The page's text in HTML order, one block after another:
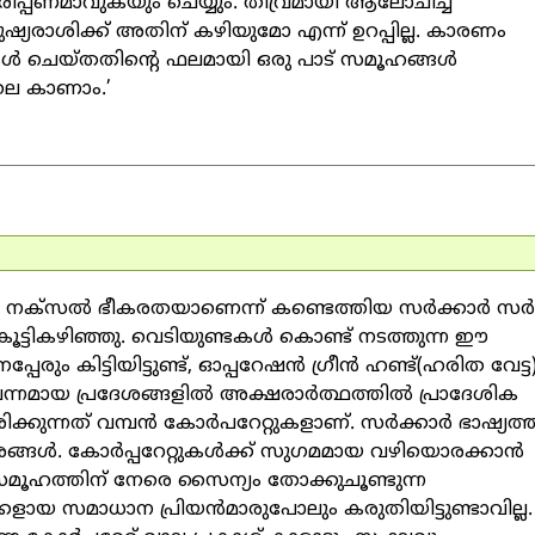
അതിന് കഴിയുമോ എന്ന് ഉറപ്പില്ല. കാരണം
ചെയ്തതിന്റെ ഫലമായി ഒരു പാട് സമൂഹങ്ങള്‍
കാണാം.’
നക്‌സല്‍ ഭീകരതയാണെന്ന് കണ്ടെത്തിയ സര്‍ക്കാര്‍
വെടിയുണ്ടകള്‍ കൊണ്ട് നടത്തുന്ന ഈ
കിട്ടിയിട്ടുണ്ട്, ഓപ്പറേഷന്‍ ഗ്രീന്‍ ഹണ്ട്(ഹരിത
പ്രദേശങ്ങളില്‍ അക്ഷരാര്‍ത്ഥത്തില്‍ പ്രാദേശിക
വമ്പന്‍ കോര്‍പറേറ്റുകളാണ്. സര്‍ക്കാര്‍
കോര്‍പ്പറേറ്റുകള്‍ക്ക് സുഗമമായ വഴിയൊരക്കാന്‍
നേരെ സൈന്യം തോക്കുചൂണ്ടുന്ന
സമാധാന പ്രിയന്‍മാരുപോലും കരുതിയിട്ടുണ്ടാവില്ല.